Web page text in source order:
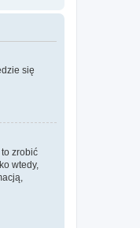
się
zrobić
wtedy,